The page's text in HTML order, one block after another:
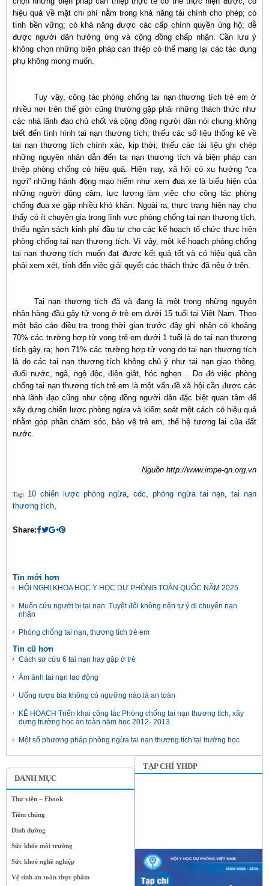
DANH MỤC
Thư viện – Ebook
Tiêm chủng
Dinh dưỡng
Sức khỏe môi trường
Sức khoẻ nghề nghiệp
Vệ sinh an toàn thực phẩm
hiệu quả về mặt chi phí nằm trong khả năng tài chính cho phép; có
tính bền vững; có khả năng được các cấp chính quyền ủng hộ; dễ
được người dân hưởng ứng và cộng đồng chấp nhận. Cần lưu ý
không chọn những biện pháp can thiệp có thể mang lại các tác dụng
phụ không mong muốn.
Tuy vậy, công tác phòng chống tai nạn thương tích trẻ em ở
nhiều nơi trên thế giới cũng thường gặp phải những thách thức như
các nhà lãnh đạo chủ chốt và cộng đồng người dân nói chung không
biết đến tình hình tai nạn thương tích; thiếu các số liệu thống kê về
tai nạn thương tích chính xác, kịp thời; thiếu các tài liệu ghi chép
những nguyên nhân dẫn đến tai nạn thương tích và biện pháp can
thiệp phòng chống có hiệu quả. Hiện nay, xã hội có xu hướng “ca
ngợi” những hành động mạo hiểm như xem đua xe là biểu hiện của
những người dũng cảm, lực lượng làm việc cho công tác phòng
chống đua xe gặp nhiều khó khăn. Ngoài ra, thực trạng hiện nay cho
thấy có ít chuyên gia trong lĩnh vực phòng chống tai nạn thương tích,
thiếu ngân sách kinh phí đầu tư cho các kế hoạch tổ chức thực hiện
phòng chống tai nạn thương tích. Vì vậy, một kế hoạch phòng chống
tai nạn thương tích muốn đạt được kết quả tốt và có hiệu quả cần
phải xem xét, tính đến việc giải quyết các thách thức đã nêu ở trên.
Tai nạn thương tích đã và đang là một trong những nguyên
nhân hàng đầu gây tử vong ở trẻ em dưới 15 tuổi tại Việt Nam. Theo
một báo cáo điều tra trong thời gian trước đây ghi nhận có khoảng
70% các trường hợp tử vong trẻ em dưới 1 tuổi là do tai nạn thương
tích gây ra; hơn 71% các trường hợp tử vong do tai nạn thương tích
là do các tai nạn thương tích không chủ ý như tai nạn giao thông,
đuối nước, ngã, ngộ độc, điện giật, hóc nghẹn… Do đó việc phòng
chống tai nạn thương tích trẻ em là một vấn đề xã hội cần được các
nhà lãnh đạo cũng như cộng đồng người dân đặc biệt quan tâm để
xây dựng chiến lược phòng ngừa và kiểm soát một cách có hiệu quả
nhằm góp phần chăm sóc, bảo vệ trẻ em, thế hệ tương lai của đất
nước.
Nguồn http://www.impe-qn.org.vn
Tag: 10 chiến lược phòng ngừa,cdc, phòng ngừa tai nạn,tai nạn
thương tích,
Share:
Tin mới hơn
HỘI NGHỊ KHOA HỌC Y HỌC DỰ PHÒNG TOÀN QUỐC NĂM 2025
Muốn cứu người bị tai nạn: Tuyệt đối không nên tự ý di chuyển nạn
nhân
Phòng chống tai nạn, thương tích trẻ em
Tin cũ hơn
Cách sơ cứu 6 tai nạn hay gặp ở trẻ
Ám ảnh tai nạn lao động
Uống rượu bia không có ngưỡng nào là an toàn
KẾ HOẠCH Triển khai công tác Phòng chống tai nạn thương tích, xây
dựng trường học an toàn năm học 2012- 2013
Một số phương pháp phòng ngừa tai nạn thương tích tại trường học
TẠP CHÍ YHDP